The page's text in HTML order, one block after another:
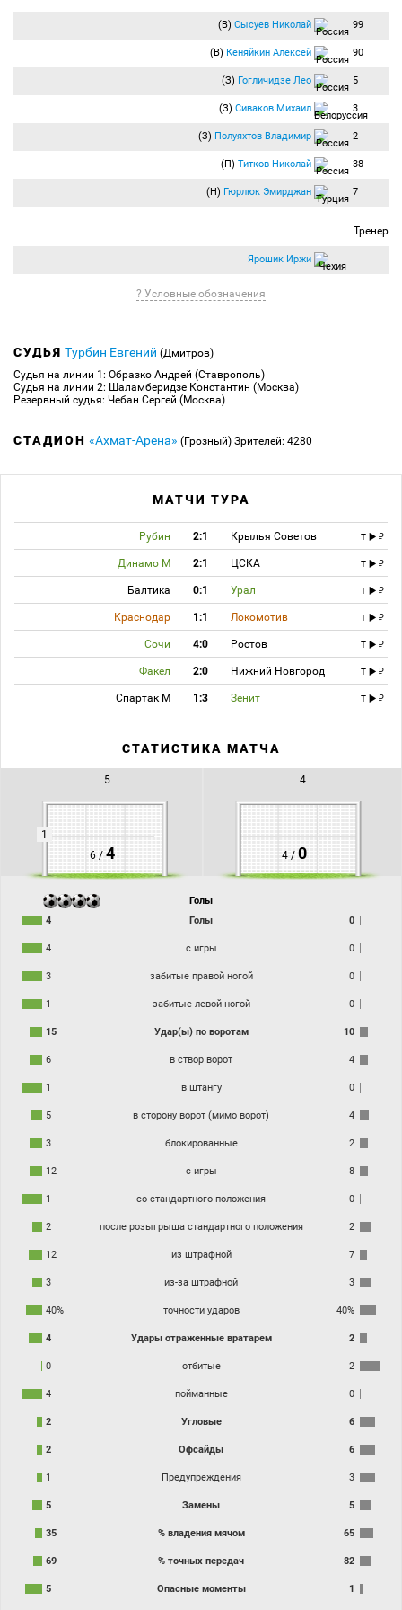
(Ахмат) бьёт правой ногой из штрафной и
ГОООООООООЛЛЛ!!! Провал в обороне "Оренбурга", после прострела справа
Камило без всяких помех с семи метров вонзил мяч под перекладину!
штрафной в створ ворот. Мяч пойман вратарём.
(Ахмат) получает травму.
(Оренбург) вводит мяч с левого угла
Продолжительность игрового времени — 94:14.
(В) Сысуев Николай 99
(В) Кеняйкин Алексей 90
(З) Гогличидзе Лео 5
(З) Сиваков Михаил 3
(З) Полуяхтов Владимир 2
(П) Титков Николай 38
(Н) Гюрлюк Эмирджан 7
Тренер
Ярошик Иржи
? Условные обозначения
СУДЬЯ Турбин Евгений (Дмитров)
Судья на линии 1: Образко Андрей (Ставрополь)
Судья на линии 2: Шаламберидзе Константин (Москва)
Резервный судья: Чебан Сергей (Москва)
СТАДИОН «Ахмат-Арена» (Грозный) Зрителей: 4280
МАТЧИ ТУРА
Рубин 2:1 Крылья Советов T
Динамо М 2:1 ЦСКА T
Балтика 0:1 Урал T
Краснодар 1:1 Локомотив T
Сочи 4:0 Ростов T
Факел 2:0 Нижний Новгород T
Спартак М 1:3 Зенит T
СТАТИСТИКА МАТЧА
5
1
6 /4
4
4 /0
Голы
4
Голы 0
4 с игры 0
3 забитые правой ногой 0
1 забитые левой ногой 0
15 Удар(ы) по воротам 10
6 в створ ворот 4
1 в штангу 0
5 в сторону ворот (мимо ворот) 4
3 блокированные 2
12 с игры 8
1 со стандартного положения 0
2 после розыгрыша стандартного положения 2
12 из штрафной 7
3 из-за штрафной 3
40% точности ударов 40%
4 Удары отраженные вратарем 2
0 отбитые 2
4 пойманные 0
2 Угловые 6
2 Офсайды 6
1 Предупреждения 3
5 Замены 5
35 % владения мячом 65
69 % точных передач 82
5 Опасные моменты 1